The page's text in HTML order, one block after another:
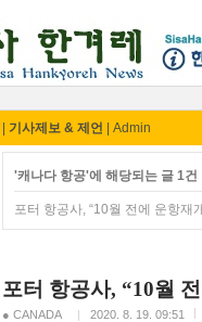
기사제보 & 제언 Admin
'캐나다 항공'에 해당되는 글 1건
포터 항공사, “10월 전에 운항재
포터 항공사, “10월
● CANADA 2020. 8. 19. 09:51